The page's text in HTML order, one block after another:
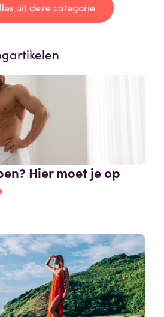
uit deze categorie
Hier moet je op